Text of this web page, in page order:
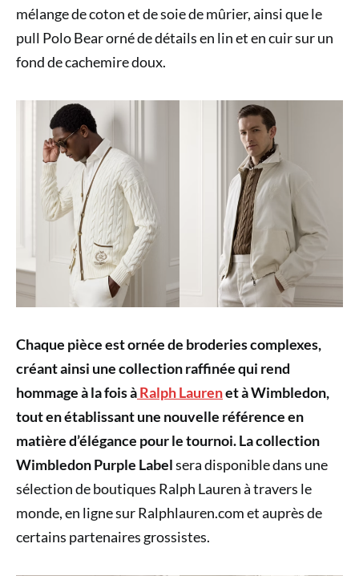
mélange de coton et de soie de mûrier, ainsi que le
pull Polo Bear orné de détails en lin et en cuir sur un
fond de cachemire doux.
Chaque pièce est ornée de broderies complexes,
créant ainsi une collection raffinée qui rend
hommage à la fois àRalph Laurenet à Wimbledon,
tout en établissant une nouvelle référence en
matière d’élégance pour le tournoi. La collection
Wimbledon Purple Labelsera disponible dans une
sélection de boutiques Ralph Lauren à travers le
monde, en ligne sur Ralphlauren.com et auprès de
certains partenaires grossistes.